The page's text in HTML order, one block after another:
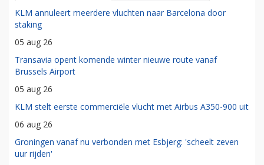
KLM annuleert meerdere vluchten naar Barcelona door
staking
05 aug 26
Transavia opent komende winter nieuwe route vanaf
Brussels Airport
05 aug 26
KLM stelt eerste commerciële vlucht met Airbus A350-900 uit
06 aug 26
Groningen vanaf nu verbonden met Esbjerg: 'scheelt zeven
uur rijden'